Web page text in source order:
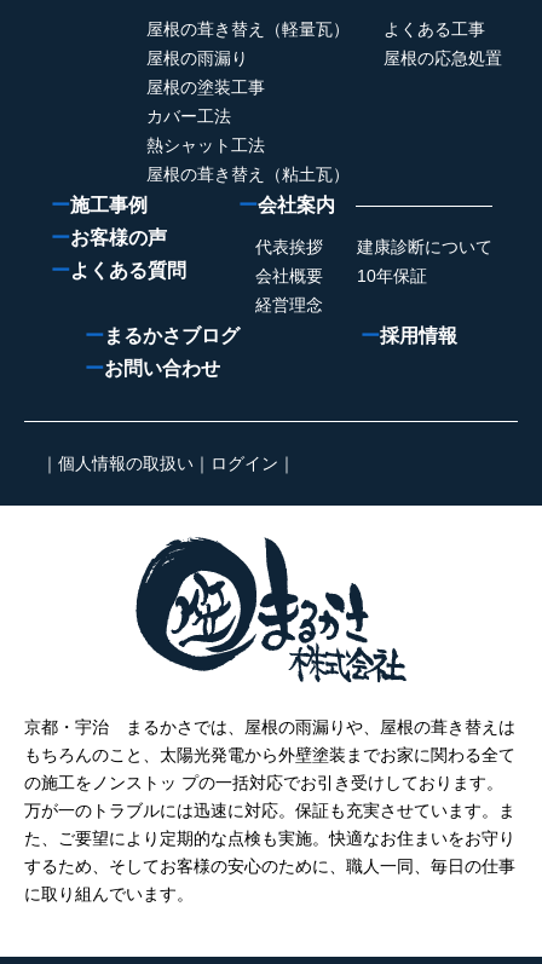
屋根の葺き替え（軽量瓦）
屋根の雨漏り
屋根の塗装工事
カバー工法
熱シャット工法
屋根の葺き替え（粘土瓦）
よくある工事
屋根の応急処置
ー施工事例
ーお客様の声
ーよくある質問
ー会社案内
代表挨拶
会社概要
経営理念
建康診断について
10年保証
ーまるかさブログ
ーお問い合わせ
ー採用情報
｜ 個人情報の取扱い ｜ ログイン ｜
京都・宇治 まるかさでは、屋根の雨漏りや、屋根の葺き替えは
もちろんのこと、太陽光発電から外壁塗装までお家に関わる全て
の施工をノンストッ プの一括対応でお引き受けしております。
万が一のトラブルには迅速に対応。保証も充実させています。ま
た、ご要望により定期的な点検も実施。快適なお住まいをお守り
するため、そしてお客様の安心のために、職人一同、毎日の仕事
に取り組んでいます。